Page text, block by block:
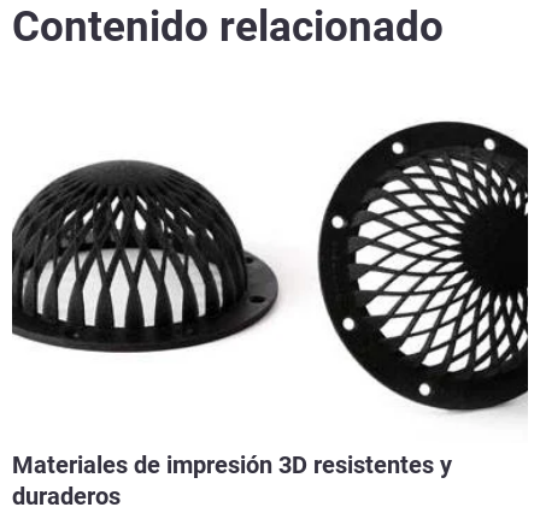
Contenido relacionado
Materiales de impresión 3D resistentes y
duraderos